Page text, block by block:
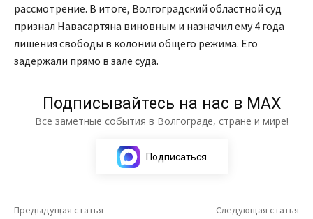
рассмотрение. В итоге, Волгоградский областной суд
признал Навасартяна виновным и назначил ему 4 года
лишения свободы в колонии общего режима. Его
задержали прямо в зале суда.
Подписывайтесь на нас в МАХ
Все заметные события в Волгограде, стране и мире!
Подписаться
Предыдущая статья Следующая статья